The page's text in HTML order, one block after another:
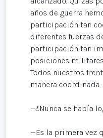
años de guerra
participación tan
diferentes fuerzas
participación tan
posiciones
Todos nuestros
manera coordinada.
—¿Nunca se había
—Es la primera vez